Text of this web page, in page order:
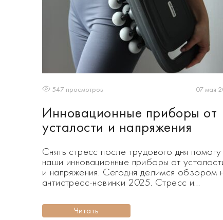
547 просмотров 07 мая
Инновационные приборы от
усталости и напряжения
Снять стресс после трудового дня
наши инновационные приборы от
и напряжения. Сегодня делимся обзором
антистресс-новинки 2025. Стресс и
на нашем здоровье и самочувствие.
Появляется хроническая усталость, боль и
Читать